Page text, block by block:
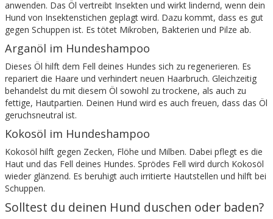
anwenden. Das Öl vertreibt Insekten und wirkt lindernd, wenn dein
Hund von Insektenstichen geplagt wird. Dazu kommt, dass es gut
gegen Schuppen ist. Es tötet Mikroben, Bakterien und Pilze ab.
Arganöl im Hundeshampoo
Dieses Öl hilft dem Fell deines Hundes sich zu regenerieren. Es
repariert die Haare und verhindert neuen Haarbruch. Gleichzeitig
behandelst du mit diesem Öl sowohl zu trockene, als auch zu
fettige, Hautpartien. Deinen Hund wird es auch freuen, dass das Öl
geruchsneutral ist.
Kokosöl im Hundeshampoo
Kokosöl hilft gegen Zecken, Flöhe und Milben. Dabei pflegt es die
Haut und das Fell deines Hundes. Sprödes Fell wird durch Kokosöl
wieder glänzend. Es beruhigt auch irritierte Hautstellen und hilft bei
Schuppen.
Solltest du deinen Hund duschen oder baden?